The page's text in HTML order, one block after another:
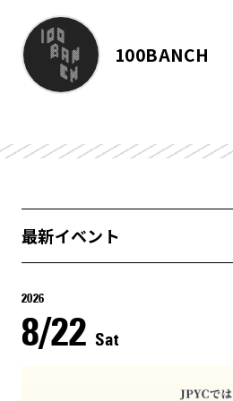
100BANCH
最新イベント
2026
8/22 Sat